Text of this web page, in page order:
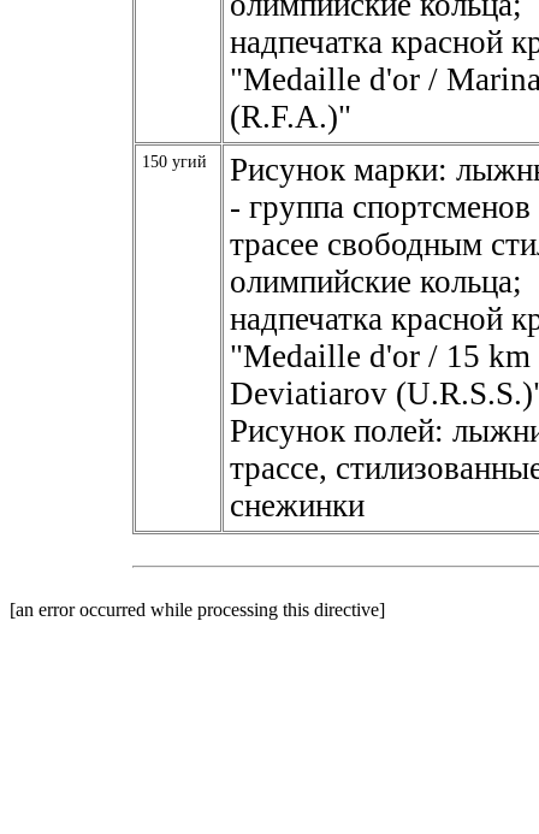
надпечатка красной
"Mеdaille d'or /
(R.F.A.)"
150 угий
Рисунок марки:
- группа спортсменов
трасее свободным
олимпийские кольца;
надпечатка красной
"Mеdaille d'or / 15
Deviatiarov
Рисунок полей:
трассе,
снежинки
[an error occurred while processing this directive]